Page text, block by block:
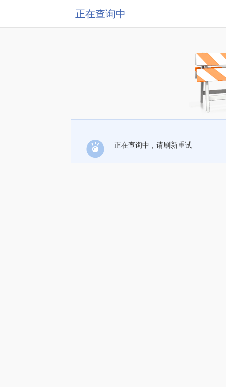
正在查询中
正在查询中，请刷新重试